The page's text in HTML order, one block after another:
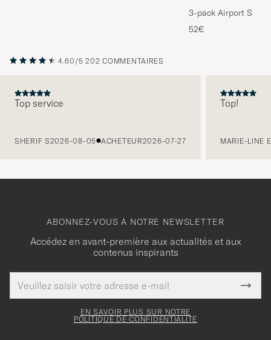
3-pack Airport
Melange
52€
4.60/5 202 COMMENTAIRES
Top service
SHERIF S2026-08-05 ACHETEUR2026-07-27
Top!
MARIE-LINE
ABONNEZ-VOUS À NOTRE NEWSLETTER
Accédez en avant-première aux actualités et aux
contenus inspirants
de
courrier
Merci
pour
EN SAVOIR PLUS SUR NOTRE
POLITIQUE DE CONFIDENTIALITÉ